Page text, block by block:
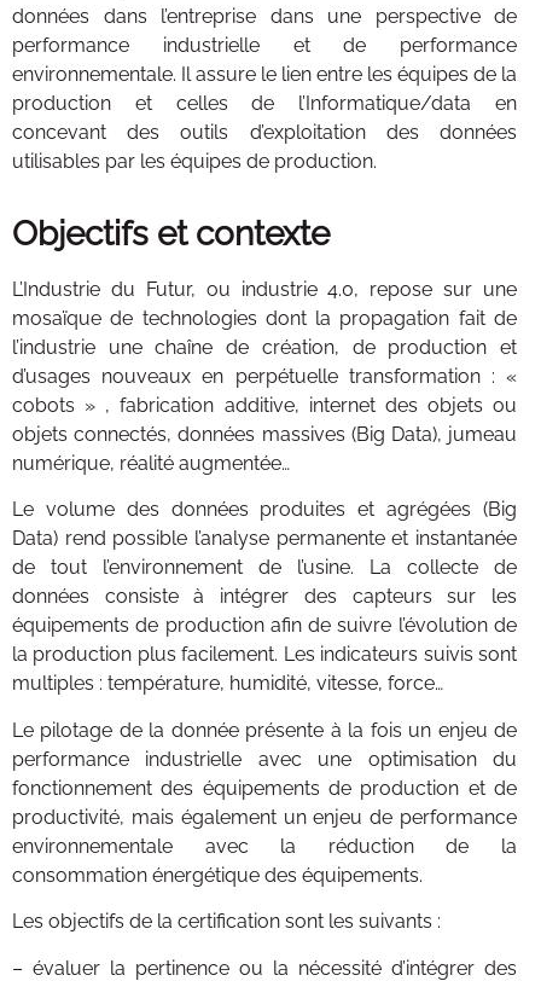
données dans l’entreprise dans une perspective de
performance industrielle et de performance
environnementale. Il assure le lien entre les équipes de la
production et celles de l’Informatique/data en
concevant des outils d’exploitation des données
utilisables par les équipes de production.
Objectifs et contexte
L’Industrie du Futur, ou industrie 4.0, repose sur une
mosaïque de technologies dont la propagation fait de
l’industrie une chaîne de création, de production et
d’usages nouveaux en perpétuelle transformation : «
cobots » , fabrication additive, internet des objets ou
objets connectés, données massives (Big Data), jumeau
numérique, réalité augmentée…
Le volume des données produites et agrégées (Big
Data) rend possible l’analyse permanente et instantanée
de tout l’environnement de l’usine. La collecte de
données consiste à intégrer des capteurs sur les
équipements de production afin de suivre l’évolution de
la production plus facilement. Les indicateurs suivis sont
multiples : température, humidité, vitesse, force…
Le pilotage de la donnée présente à la fois un enjeu de
performance industrielle avec une optimisation du
fonctionnement des équipements de production et de
productivité, mais également un enjeu de performance
environnementale avec la réduction de la
consommation énergétique des équipements.
Les objectifs de la certification sont les suivants :
– évaluer la pertinence ou la nécessité d’intégrer des